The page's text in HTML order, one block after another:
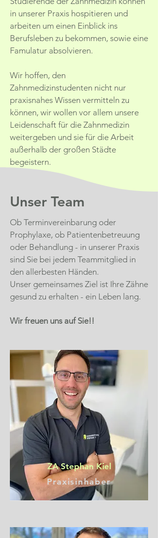
in unserer Praxis hospitieren und
arbeiten um einen Einblick ins
Berufsleben zu bekommen, sowie eine
Famulatur absolvieren.
Wir hoffen, den
Zahnmedizinstudenten nicht nur
praxisnahes Wissen vermitteln zu
können, wir wollen vor allem unsere
Leidenschaft für die Zahnmedizin
weitergeben und sie für die Arbeit
außerhalb der großen Städte
begeistern.
Unser Team
Ob Terminvereinbarung oder
Prophylaxe, ob Patientenbetreuung
oder Behandlung - in unserer Praxis
sind Sie bei jedem Teammitglied in
den allerbesten Händen.
Unser gemeinsames Ziel ist Ihre Zähne
gesund zu erhalten - ein Leben lang.
Wir freuen uns auf Sie!!
ZA Stephan Kiel
Praxisinhaber